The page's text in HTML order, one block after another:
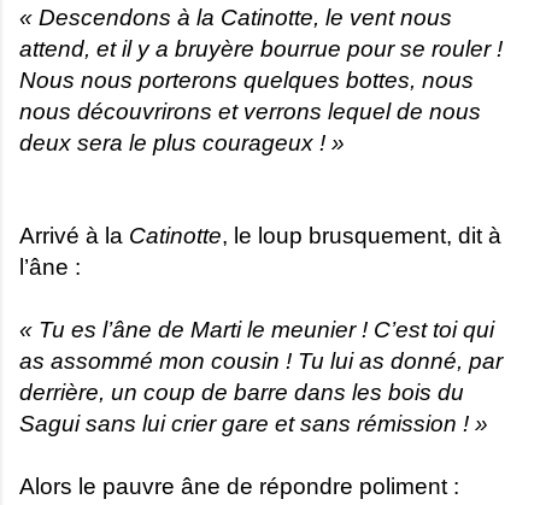
« Descendons à la Catinotte, le vent nous
attend, et il y a bruyère bourrue pour se rouler !
Nous nous porterons quelques bottes, nous
nous découvrirons et verrons lequel de nous
deux sera le plus courageux ! »
Arrivé à la Catinotte, le loup brusquement, dit à
l’âne :
« Tu es l’âne de Marti le meunier ! C’est toi qui
as assommé mon cousin ! Tu lui as donné, par
derrière, un coup de barre dans les bois du
Sagui sans lui crier gare et sans rémission ! »
Alors le pauvre âne de répondre poliment :